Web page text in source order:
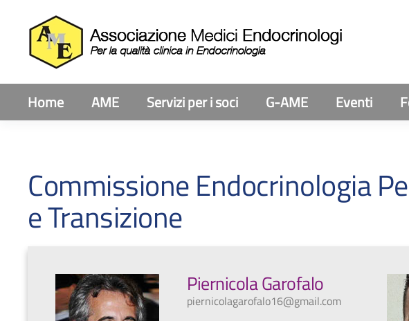
Home AME Servizi per i soci G-AME Eventi
Commissione Endocrinologia
e Transizione
Piernicola Garofalo
piernicolagarofalo16@gmail.com